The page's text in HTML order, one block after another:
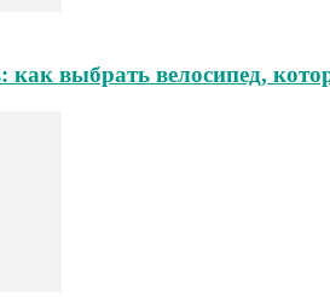
как выбрать велосипед,